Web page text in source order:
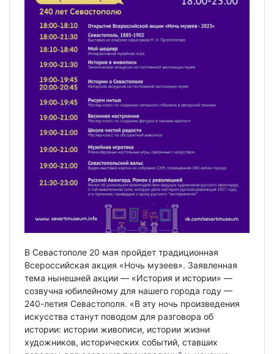
В Севастополе 20 мая пройдет традиционная
Всероссийская акция «Ночь музеев». Заявленная
тема нынешней акции — «История и истории» —
созвучна юбилейному для нашего города году —
240-летия Севастополя. «В эту ночь произведения
искусства станут поводом для разговора об
истории: истории живописи, истории жизни
художников, исторических событий, ставших